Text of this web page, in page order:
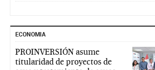
ECONOMIA
PROINVERSIÓN asume
titularidad de proyectos de